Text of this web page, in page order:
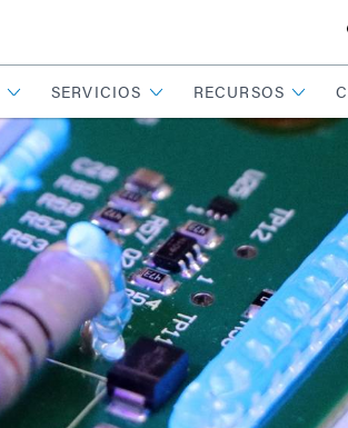
SERVICIOS RECURSOS